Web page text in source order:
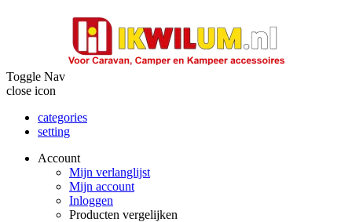
Toggle Nav
close icon
categories
setting
Account
Mijn verlanglijst
Mijn account
Inloggen
Producten vergelijken